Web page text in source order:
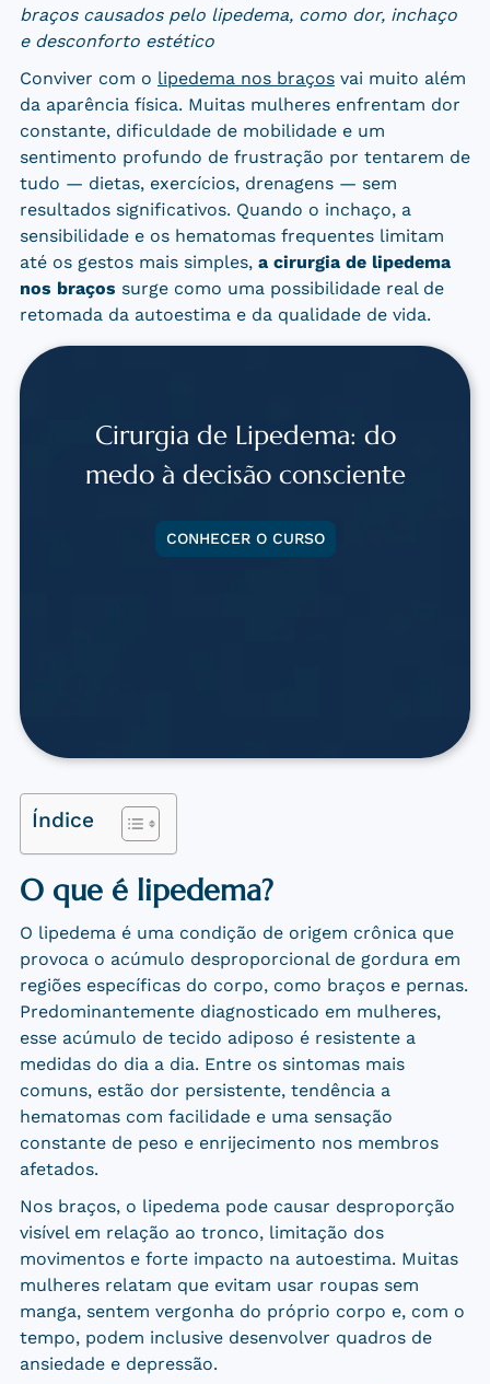
braços causados pelo lipedema, como dor, inchaço
e desconforto estético
Conviver com o lipedema nos braçosvai muito além
da aparência física. Muitas mulheres enfrentam dor
constante, dificuldade de mobilidade e um
sentimento profundo de frustração por tentarem de
tudo — dietas, exercícios, drenagens — sem
resultados significativos. Quando o inchaço, a
sensibilidade e os hematomas frequentes limitam
até os gestos mais simples, a cirurgia de lipedema
nos braços surge como uma possibilidade real de
retomada da autoestima e da qualidade de vida.
Cirurgia de Lipedema: do
medo à decisão consciente
CONHECER O CURSO
Índice
O que é lipedema?
O lipedema é uma condição de origem crônica que
provoca o acúmulo desproporcional de gordura em
regiões específicas do corpo, como braços e pernas.
Predominantemente diagnosticado em mulheres,
esse acúmulo de tecido adiposo é resistente a
medidas do dia a dia. Entre os sintomas mais
comuns, estão dor persistente, tendência a
hematomas com facilidade e uma sensação
constante de peso e enrijecimento nos membros
afetados.
Nos braços, o lipedema pode causar desproporção
visível em relação ao tronco, limitação dos
movimentos e forte impacto na autoestima. Muitas
mulheres relatam que evitam usar roupas sem
manga, sentem vergonha do próprio corpo e, com o
tempo, podem inclusive desenvolver quadros de
ansiedade e depressão.